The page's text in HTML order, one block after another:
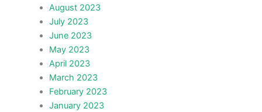
August 2023
July 2023
June 2023
May 2023
April 2023
March 2023
February 2023
January 2023